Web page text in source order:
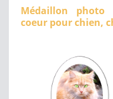
Médaillon photo
coeur pour chien,